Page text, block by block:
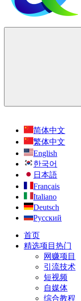
简体中文
繁体中文
English
한국어
日本語
Français
Italiano
Deutsch
Русский
首页
精选项目 热门
网赚项目
引流技术
短视频
自媒体
综合教程